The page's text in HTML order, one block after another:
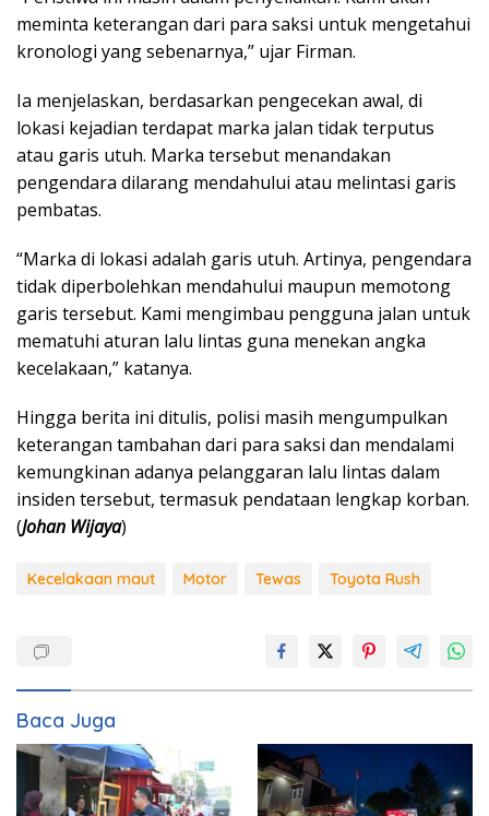
meminta keterangan dari para saksi untuk mengetahui
kronologi yang sebenarnya,” ujar Firman.
Ia menjelaskan, berdasarkan pengecekan awal, di
lokasi kejadian terdapat marka jalan tidak terputus
atau garis utuh. Marka tersebut menandakan
pengendara dilarang mendahului atau melintasi garis
pembatas.
“Marka di lokasi adalah garis utuh. Artinya, pengendara
tidak diperbolehkan mendahului maupun memotong
garis tersebut. Kami mengimbau pengguna jalan untuk
mematuhi aturan lalu lintas guna menekan angka
kecelakaan,” katanya.
Hingga berita ini ditulis, polisi masih mengumpulkan
keterangan tambahan dari para saksi dan mendalami
kemungkinan adanya pelanggaran lalu lintas dalam
insiden tersebut, termasuk pendataan lengkap korban.
(Johan Wijaya)
Kecelakaan maut Motor Tewas Toyota Rush
Baca Juga